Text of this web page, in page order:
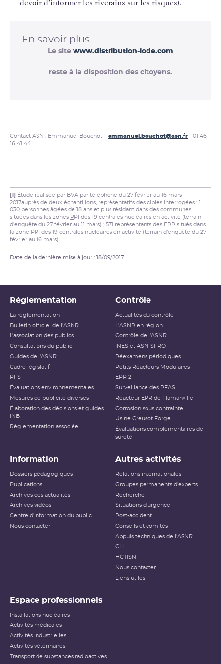
devoir d’informer les riverains sur les risques).
En savoir plus
Le site www.distribution-iode.com
reste à la disposition des citoyens.
Contact ASN : Emmanuel Bouchot – emmanuel.bouchot@asn.fr - 01 46
16 41 44
[1]
Étude réalisée par BVA par téléphone du 27 février au 16 mars
2017auprès de deux échantillons, représentatifs des cibles interrogées : 1
030 personnes âgées de 18 ans et plus résidant dans des communes
situées dans les zones PPI des 19 centrales nucléaires en activité (terrain
d’enquête du 27 février au 11 mars) ; 571 représentants des ERP situés dans
la zone PPI des 19 centrales nucléaires en activité (terrain d’enquête du 27
février au 16 mars).
Date de la dernière mise à jour : 18/09/2017
Réglementation
La réglementation
Bulletin officiel de l'ASNR
L’association des publics
Consultations du public
Guides de l'ASNR
Cadre législatif
RFS
Évaluations environnementales
Mesures de publicité diverses
Élaboration des décisions et guides
INB
Réglementation associée
Contrôle
Actualités du contrôle
L'ASNR en région
Contrôle de l'ASNR
INES et ASN-SFRO
Réexamens périodiques
Petits Réacteurs Modulaires
EPR 2
Surveillance des PFAS
Réacteur EPR de Flamanville
Corrosion sous contrainte
Usine Creusot Forge
Évaluations complémentaires de
sûreté
Information
Dossiers pédagogiques
Publications
Archives des actualités
Archives vidéos
Centre d'information du public
Nous contacter
Autres activités
Relations internationales
Groupes permanents d'experts
Recherche
Situations d'urgence
Post-accident
Conseils et comités
Appuis techniques de l'ASNR
CLI
HCTISN
Nous contacter
Liens utiles
Espace professionnels
Installations nucléaires
Activités médicales
Activités industrielles
Activités vétérinaires
Transport de substances radioactives